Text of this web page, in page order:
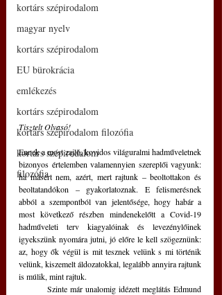
kortárs szépirodalom
magyar nyelv
kortárs szépirodalom
EU bürokrácia
emlékezés
kortárs szépirodalom
kortárs szépirodalom filozófia
kortárs szépirodalom
filozófia
Tisztelt Olvasó!
Ennek a most zajló, kovidos világuralmi hadműveletnek
bizonyos értelemben valamennyien szereplői vagyunk:
ha másért nem, azért, mert rajtunk – beoltottakon és
beoltatandókon – gyakorlatoznak. E felismerésnek
abból a szempontból van jelentősége, hogy habár a
most következő részben mindenekelőtt a Covid-19
hadműveleti terv kiagyalóinak és levezénylőinek
igyekszünk nyomára jutni, jó előre le kell szögeznünk:
az, hogy ők végül is mit tesznek velünk s mi történik
velünk, kiszemelt áldozatokkal, legalább annyira rajtunk
is múlik, mint rajtuk.